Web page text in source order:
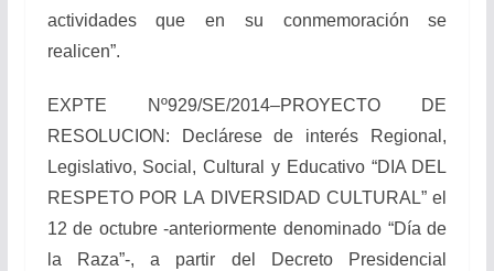
actividades que en su conmemoración se
realicen”.
EXPTE Nº929/SE/2014–PROYECTO DE
RESOLUCION: Declárese de interés Regional,
Legislativo, Social, Cultural y Educativo “DIA DEL
RESPETO POR LA DIVERSIDAD CULTURAL” el
12 de octubre -anteriormente denominado “Día de
la Raza”-, a partir del Decreto Presidencial